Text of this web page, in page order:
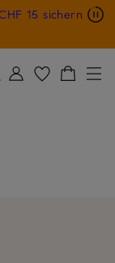
15 sichern